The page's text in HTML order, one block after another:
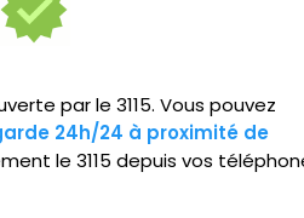
par le 3115. Vous pouvez
24h/24 à proximité de
le 3115 depuis vos